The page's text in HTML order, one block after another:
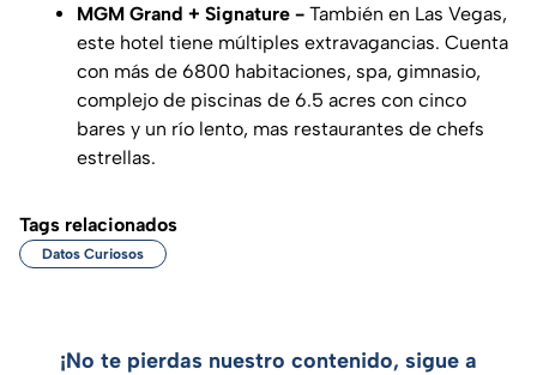
MGM Grand + Signature - También en Las Vegas,
este hotel tiene múltiples extravagancias. Cuenta
con más de 6800 habitaciones, spa, gimnasio,
complejo de piscinas de 6.5 acres con cinco
bares y un río lento, mas restaurantes de chefs
estrellas.
Tags relacionados
Datos Curiosos
¡No te pierdas nuestro contenido, sigue a